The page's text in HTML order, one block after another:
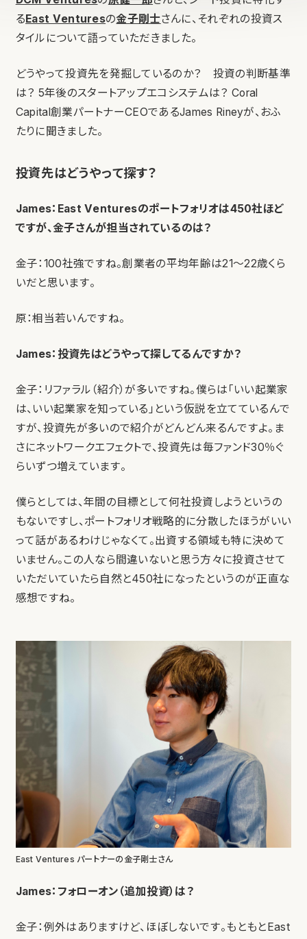
る East Venturesの金子剛士さんに、それぞれの投資ス
タイルについて語っていただきました。
どうやって投資先を発掘しているのか？ 投資の判断基準
は？ 5年後のスタートアップエコシステムは？ Coral
Capital創業パートナーCEOであるJames Rineyが、おふ
たりに聞きました。
投資先はどうやって探す？
James：East Venturesのポートフォリオは450社ほど
ですが、金子さんが担当されているのは？
金子：100社強ですね。創業者の平均年齢は21〜22歳くら
いだと思います。
原：相当若いんですね。
James：投資先はどうやって探してるんですか？
金子：リファラル（紹介）が多いですね。僕らは「いい起業家
は、いい起業家を知っている」という仮説を立てているんで
すが、投資先が多いので紹介がどんどん来るんですよ。ま
さにネットワークエフェクトで、投資先は毎ファンド30％ぐ
らいずつ増えています。
僕らとしては、年間の目標として何社投資しようというの
もないですし、ポートフォリオ戦略的に分散したほうがいい
って話があるわけじゃなくて。出資する領域も特に決めて
いません。この人なら間違いないと思う方々に投資させて
いただいていたら自然と450社になったというのが正直な
感想ですね。
East Ventures パートナーの金子剛士さん
James：フォローオン（追加投資）は？
金子：例外はありますけど、ほぼしないです。もともとEast